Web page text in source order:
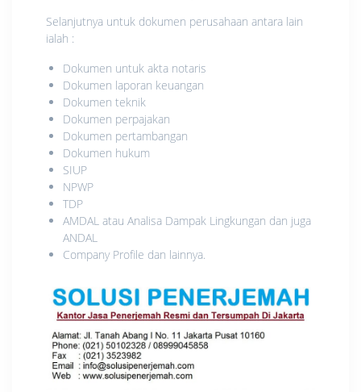
Selanjutnya untuk dokumen perusahaan antara lain
ialah :
Dokumen untuk akta notaris
Dokumen laporan keuangan
Dokumen teknik
Dokumen perpajakan
Dokumen pertambangan
Dokumen hukum
SIUP
NPWP
TDP
AMDAL atau Analisa Dampak Lingkungan dan juga
ANDAL
Company Profile dan lainnya.